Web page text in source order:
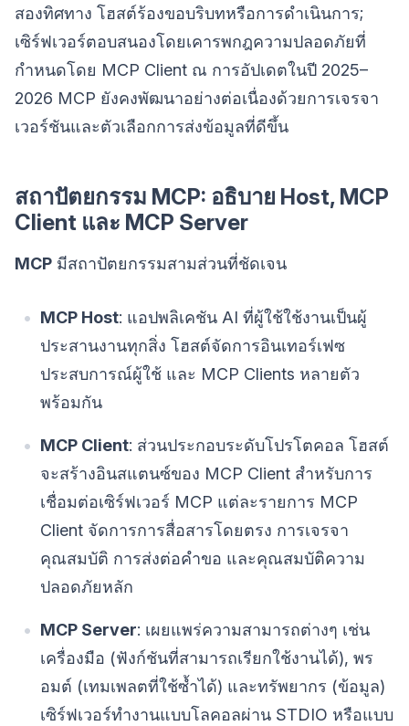
สองทิศทาง โฮสต์ร้องขอบริบทหรือการดำเนินการ;
เซิร์ฟเวอร์ตอบสนองโดยเคารพกฎความปลอดภัยที่
กำหนดโดย MCP Client ณ การอัปเดตในปี 2025–
2026 MCP ยังคงพัฒนาอย่างต่อเนื่องด้วยการเจรจา
เวอร์ชันและตัวเลือกการส่งข้อมูลที่ดีขึ้น
สถาปัตยกรรม MCP: อธิบาย Host, MCP
Client และ MCP Server
MCP มีสถาปัตยกรรมสามส่วนที่ชัดเจน
MCP Host: แอปพลิเคชัน AI ที่ผู้ใช้ใช้งานเป็นผู้
ประสานงานทุกสิ่ง โฮสต์จัดการอินเทอร์เฟซ
ประสบการณ์ผู้ใช้ และ MCP Clients หลายตัว
พร้อมกัน
MCP Client: ส่วนประกอบระดับโปรโตคอล โฮสต์
จะสร้างอินสแตนซ์ของ MCP Client สำหรับการ
เชื่อมต่อเซิร์ฟเวอร์ MCP แต่ละรายการ MCP
Client จัดการการสื่อสารโดยตรง การเจรจา
คุณสมบัติ การส่งต่อคำขอ และคุณสมบัติความ
ปลอดภัยหลัก
MCP Server: เผยแพร่ความสามารถต่างๆ เช่น
เครื่องมือ (ฟังก์ชันที่สามารถเรียกใช้งานได้), พร
อมต์ (เทมเพลตที่ใช้ซ้ำได้) และทรัพยากร (ข้อมูล)
เซิร์ฟเวอร์ทำงานแบบโลคอลผ่าน STDIO หรือแบบ